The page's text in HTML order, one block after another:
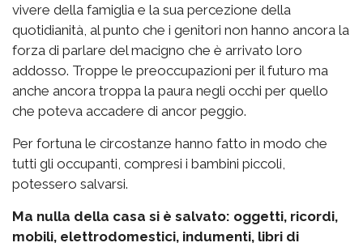
vivere della famiglia e la sua percezione della
quotidianità, al punto che i genitori non hanno ancora la
forza di parlare del macigno che è arrivato loro
addosso. Troppe le preoccupazioni per il futuro ma
anche ancora troppa la paura negli occhi per quello
che poteva accadere di ancor peggio.
Per fortuna le circostanze hanno fatto in modo che
tutti gli occupanti, compresi i bambini piccoli,
potessero salvarsi.
Ma nulla della casa si è salvato: oggetti, ricordi,
mobili, elettrodomestici, indumenti, libri di